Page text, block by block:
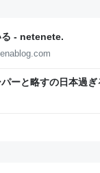
る - netenete.
ーと略すの日本過
」など